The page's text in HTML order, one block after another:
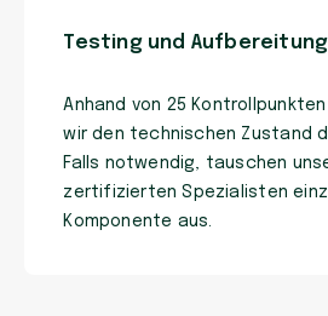
Testing und Aufbereitung
Anhand von 25
wir den technischen Zustand
Falls notwendig, tauschen
zertifizierten Spezialisten
Komponente aus.